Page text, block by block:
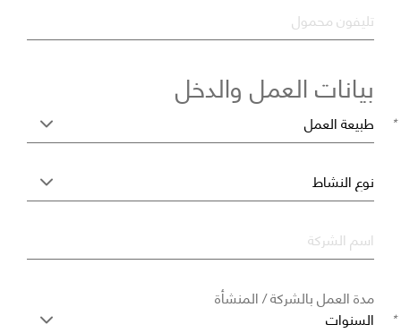
تليفون محمول
بيانات العمل والدخل
*
اسم الشركة
مدة العمل بالشركة / المنشأة
*